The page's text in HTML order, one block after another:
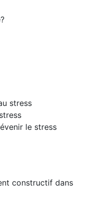
stress
le stress
constructif dans